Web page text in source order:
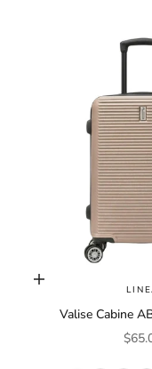
Choisir les options
Valise Cabine
Prix